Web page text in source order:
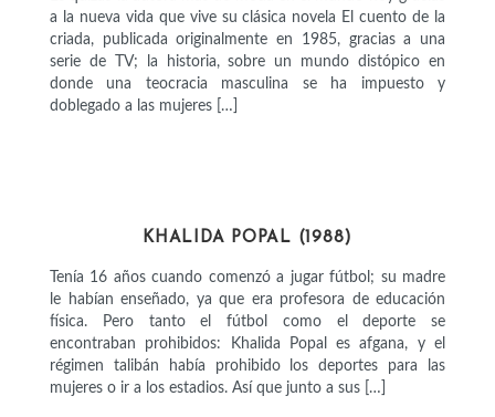
a la nueva vida que vive su clásica novela El cuento de la
criada, publicada originalmente en 1985, gracias a una
serie de TV; la historia, sobre un mundo distópico en
donde una teocracia masculina se ha impuesto y
doblegado a las mujeres […]
KHALIDA POPAL (1988)
Tenía 16 años cuando comenzó a jugar fútbol; su madre
le habían enseñado, ya que era profesora de educación
física. Pero tanto el fútbol como el deporte se
encontraban prohibidos: Khalida Popal es afgana, y el
régimen talibán había prohibido los deportes para las
mujeres o ir a los estadios. Así que junto a sus […]